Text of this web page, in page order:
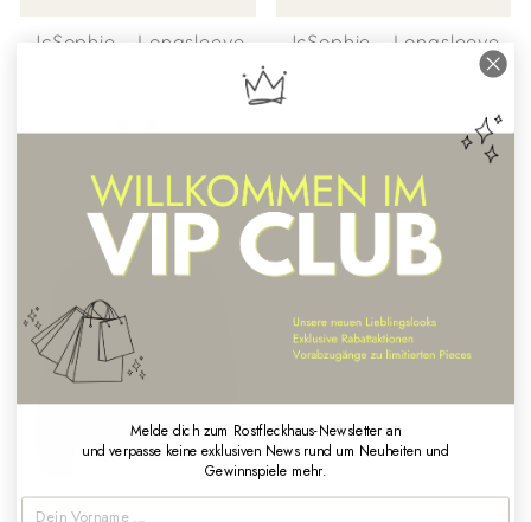
JcSophie - Longsleeve
JcSophie - Longsleeve
Melde dich zum Rostfleckhaus-Newsletter an
und verpasse keine exklusiven News rund um Neuheiten und
Gewinnspiele mehr.